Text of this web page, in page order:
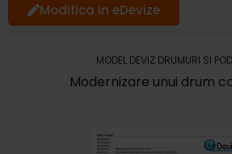
Modifica in eDevize
MODEL DEVIZ DRUMURI SI
Modernizare unui drum